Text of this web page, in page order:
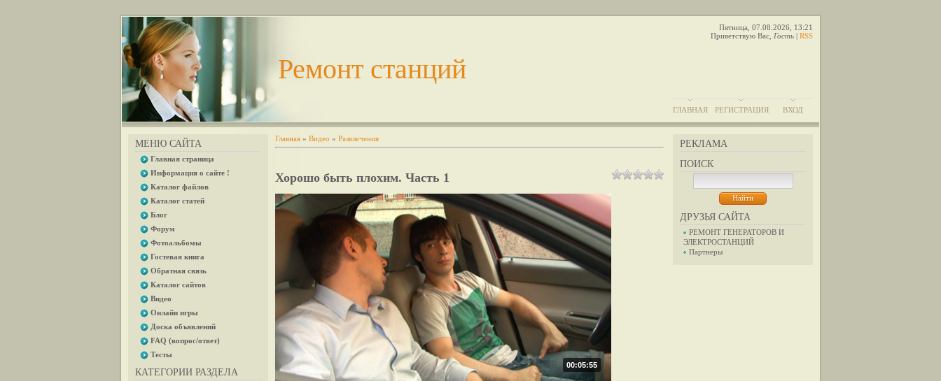
Ремонт станций
Пятница, 07.08.2026, 13:21
Приветствую Вас Гость | RSS
ГЛАВНАЯ РЕГИСТРАЦИЯ ВХОД
МЕНЮ САЙТА
Главная страница
Информация о сайте !
Каталог файлов
Каталог статей
Блог
Форум
Фотоальбомы
Гостевая книга
Обратная связь
Каталог сайтов
Видео
Онлайн игры
Доска объявлений
FAQ (вопрос/ответ)
Тесты
КАТЕГОРИИ РАЗДЕЛА
РЕКЛАМА
ПОИСК
ДРУЗЬЯ САЙТА
РЕМОНТ ГЕНЕРАТОРОВ И
ЭЛЕКТРОСТАНЦИЙ
Партнеры
Главная » Видео » Развлечения
Хорошо быть плохим. Часть 1
00:05:55